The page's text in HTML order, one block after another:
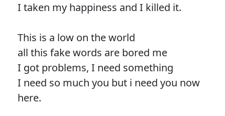
I taken my happiness and I killed it.
This is a low on the world
all this fake words are bored me
I got problems, I need something
I need so much you but i need you now
here.